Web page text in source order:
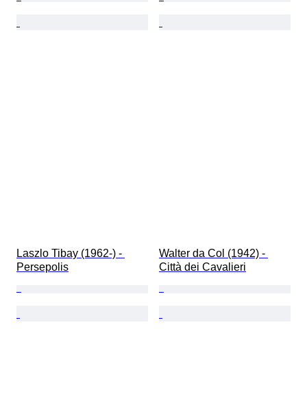
Laszlo Tibay (1962-) -
Persepolis
Walter da Col (1942) -
Città dei Cavalieri